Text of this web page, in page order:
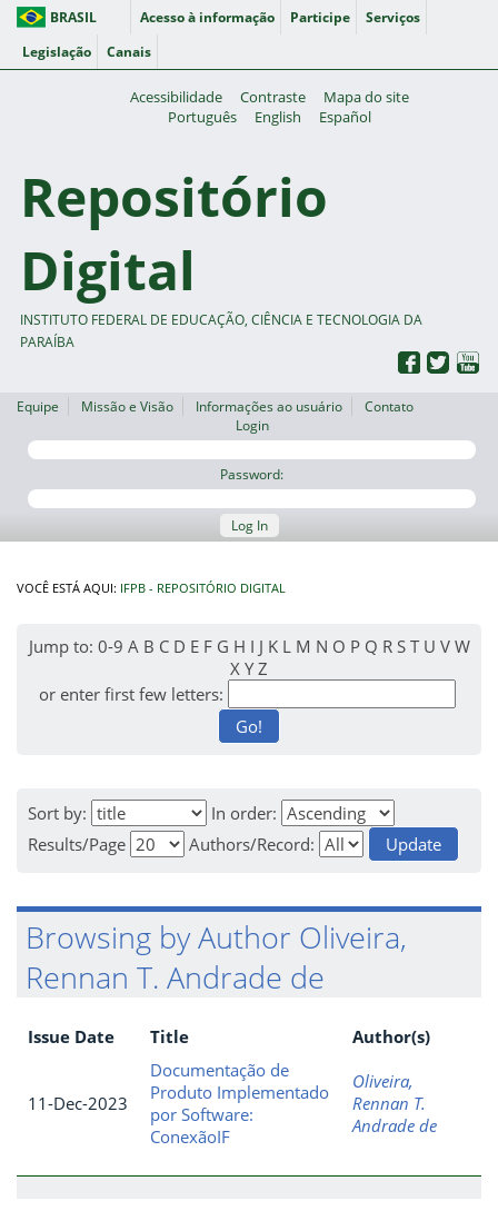
BRASIL Acesso à informação Participe
Serviços
Legislação
Canais
Acessibilidade Contraste
Mapa do site
Português
English Español
Repositório
Digital
INSTITUTO FEDERAL DE EDUCAÇÃO, CIÊNCIA E TECNOLOGIA DA
PARAÍBA
Equipe Missão e Visão Informações ao usuário
Contato
Login
Password:
Log In
VOCÊ ESTÁ AQUI: IFPB - REPOSITÓRIO DIGITAL
Jump to: 0-9 A B C D E F G H I J K L M N O P Q R S T U V W
X Y Z
or enter first few letters:
Sort by:
In order:
Results/Page
Authors/Record:
Browsing by Author Oliveira,
Rennan T. Andrade de
Issue Date Title Author(s)
11-Dec-2023
Documentação de
Produto Implementado
por Software:
ConexãoIF
Oliveira,
Rennan T.
Andrade de